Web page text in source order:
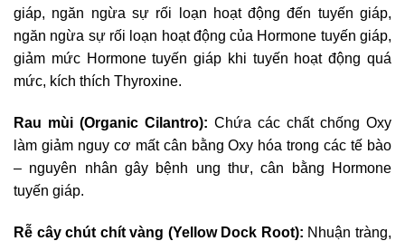
giáp, ngăn ngừa sự rối loạn hoạt động đến tuyến giáp,
ngăn ngừa sự rối loạn hoạt động của Hormone tuyến giáp,
giảm mức Hormone tuyến giáp khi tuyến hoạt động quá
mức, kích thích Thyroxine.
Rau mùi (Organic Cilantro): Chứa các chất chống Oxy
làm giảm nguy cơ mất cân bằng Oxy hóa trong các tế bào
– nguyên nhân gây bệnh ung thư, cân bằng Hormone
tuyến giáp.
Rễ cây chút chít vàng (Yellow Dock Root): Nhuận tràng,